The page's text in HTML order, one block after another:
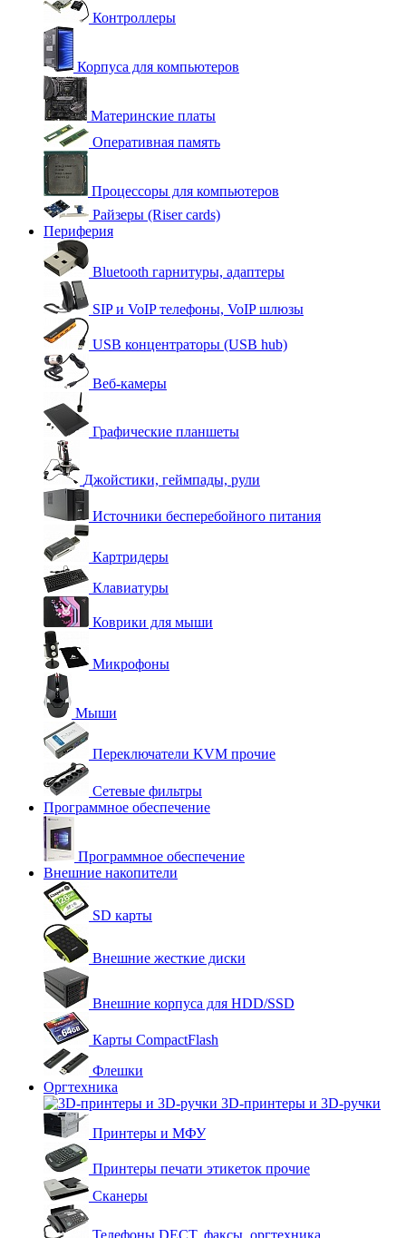
Контроллеры
Корпуса для компьютеров
Материнские платы
Оперативная память
Процессоры для компьютеров
Райзеры (Riser cards)
Периферия
Bluetooth гарнитуры, адаптеры
SIP и VoIP телефоны, VoIP шлюзы
USB концентраторы (USB hub)
Веб-камеры
Графические планшеты
Джойстики, геймпады, рули
Источники бесперебойного питания
Картридеры
Клавиатуры
Коврики для мыши
Микрофоны
Мыши
Переключатели KVM прочие
Сетевые фильтры
Программное обеспечение
Программное обеспечение
Внешние накопители
SD карты
Внешние жесткие диски
Внешние корпуса для HDD/SSD
Карты CompactFlash
Флешки
Оргтехника
3D-принтеры и 3D-ручки
Принтеры и МФУ
Принтеры печати этикеток прочие
Сканеры
Телефоны DECT, факсы, оргтехника